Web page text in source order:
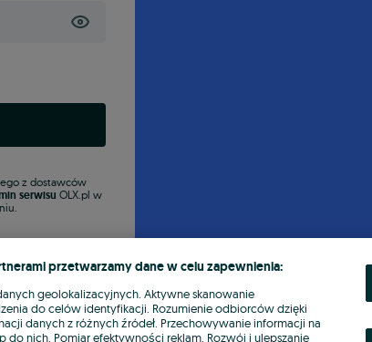
z dostawców
serwisu OLX.pl w
przetwarzamy dane w celu zapewnienia:
geolokalizacyjnych. Aktywne skanowanie
do celów identyfikacji. Rozumienie odbiorców dzięki
danych z różnych źródeł. Przechowywanie informacji na
do nich. Pomiar efektywności reklam. Rozwój i ulepszanie